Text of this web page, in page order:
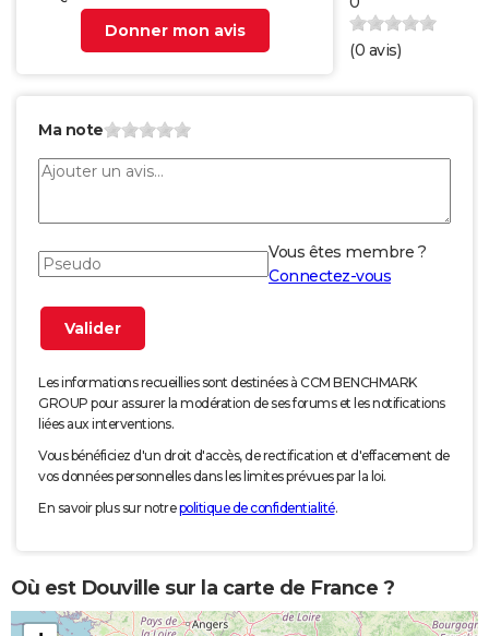
Donner mon avis
(0 avis)
Ma note
Vous êtes membre ?
Connectez-vous
Les informations recueillies sont destinées à CCM BENCHMARK
GROUP pour assurer la modération de ses forums et les notifications
liées aux interventions.
Vous bénéficiez d'un droit d'accès, de rectification et d'effacement de
vos données personnelles dans les limites prévues par la loi.
En savoir plus sur notrepolitique de confidentialité.
Où est Douville sur la carte de France ?